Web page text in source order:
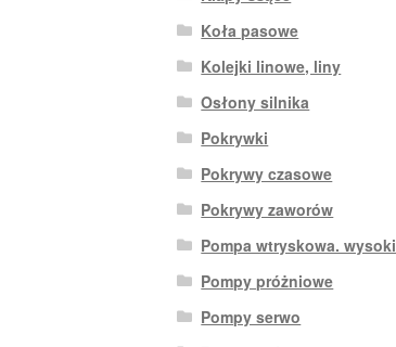
Koła pasowe
Kolejki linowe, liny
Osłony silnika
Pokrywki
Pokrywy czasowe
Pokrywy zaworów
Pompa wtryskowa. wysoki
Pompy próżniowe
Pompy serwo